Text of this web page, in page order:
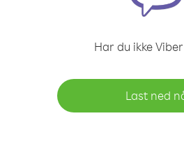
Har du ikke
Last ned